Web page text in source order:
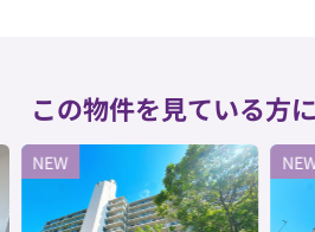
この物件を見ている方
NEW